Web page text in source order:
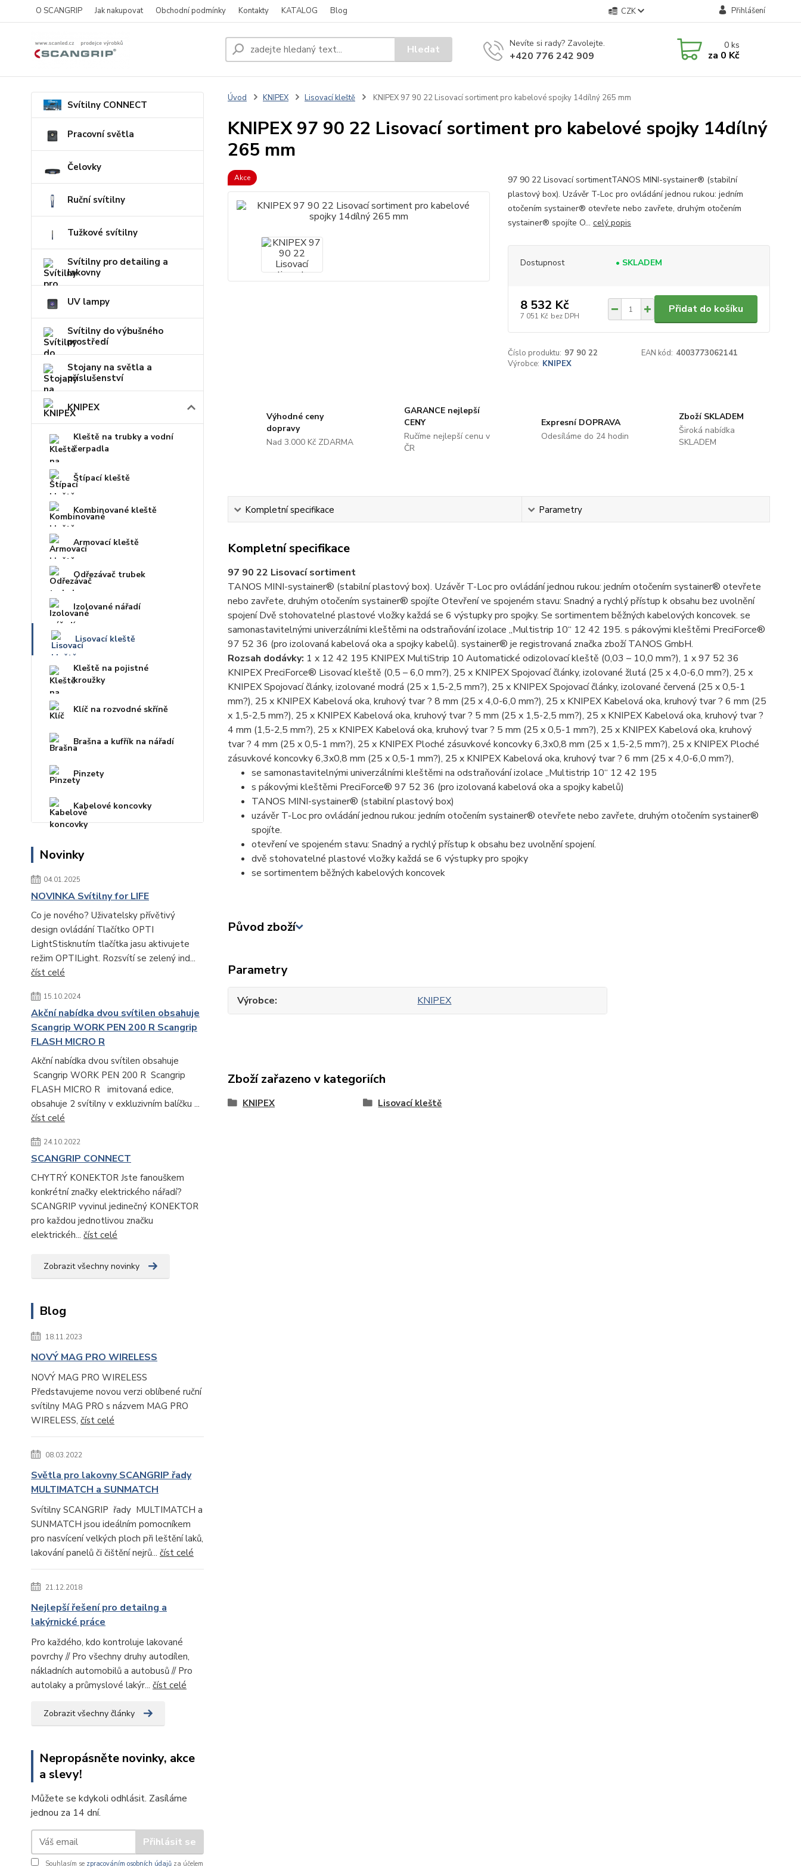
O SCANGRIP Jak nakupovat Obchodní podmínky Kontakty KATALOG Blog CZK Přihlášení
Hledat Nevíte si rady? Zavolejte.
+420 776 242 909
0ks
za 0 Kč
Svítilny CONNECT
Pracovní světla
Čelovky
Ruční svítilny
Tužkové svítilny
Svítilny pro detailing a
lakovny
UV lampy
Svítilny do výbušného
prostředí
Stojany na světla a
příslušenství
KNIPEX
Kleště na trubky a vodní
čerpadla
Štípací kleště
Kombinované kleště
Armovací kleště
Odřezávač trubek
Izolované nářadí
Lisovací kleště
Kleště na pojistné
kroužky
Klíč na rozvodné skříně
Brašna a kufřík na nářadí
Pinzety
Kabelové koncovky
Novinky
04.01.2025
NOVINKA Svítilny for LIFE
Co je nového? Uživatelsky přívětivý
design ovládání Tlačítko OPTI
LightStisknutím tlačítka jasu aktivujete
režim OPTILight. Rozsvítí se zelený ind...
číst celé
15.10.2024
Akční nabídka dvou svítilen obsahuje
Scangrip WORK PEN 200 R Scangrip
FLASH MICRO R
Akční nabídka dvou svítilen obsahuje
Scangrip WORK PEN 200 R Scangrip
FLASH MICRO R imitovaná edice,
obsahuje 2 svítilny v exkluzivním balíčku ...
číst celé
24.10.2022
SCANGRIP CONNECT
CHYTRÝ KONEKTOR Jste fanouškem
konkrétní značky elektrického nářadí?
SCANGRIP vyvinul jedinečný KONEKTOR
pro každou jednotlivou značku
elektrickéh... číst celé
Zobrazit všechny novinky
Blog
18.11.2023
NOVÝ MAG PRO WIRELESS
NOVÝ MAG PRO WIRELESS
Představujeme novou verzi oblíbené ruční
svítilny MAG PRO s názvem MAG PRO
WIRELESS, číst celé
08.03.2022
Světla pro lakovny SCANGRIP řady
MULTIMATCH a SUNMATCH
Svítilny SCANGRIP řady MULTIMATCH a
SUNMATCH jsou ideálním pomocníkem
pro nasvícení velkých ploch při leštění laků,
lakování panelů či čištění nejrů... číst celé
21.12.2018
Nejlepší řešení pro detailng a
lakýrnické práce
Pro každého, kdo kontroluje lakované
povrchy // Pro všechny druhy autodílen,
nákladních automobilů a autobusů // Pro
autolaky a průmyslové lakýr... číst celé
Zobrazit všechny články
Nepropásněte novinky, akce
a slevy!
Můžete se kdykoli odhlásit. Zasíláme
jednou za 14 dní.
Přihlásit se
Souhlasím se zpracováním osobních údajů za účelem
Úvod KNIPEX Lisovací kleště KNIPEX 97 90 22 Lisovací sortiment pro kabelové spojky 14dílný 265 mm
KNIPEX 97 90 22 Lisovací sortiment pro kabelové spojky 14dílný
265 mm
Akce
97 90 22 Lisovací sortimentTANOS MINI-systainer® (stabilní
plastový box). Uzávěr T-Loc pro ovládání jednou rukou: jedním
otočením systainer® otevřete nebo zavřete, druhým otočením
systainer® spojíte O... celý popis
Dostupnost • SKLADEM
8 532 Kč
7 051 Kč bez DPH
Přidat do košíku
Číslo produktu: 97 90 22 EAN kód: 4003773062141
Výrobce: KNIPEX
Výhodné ceny
dopravy
Nad 3.000 Kč ZDARMA
GARANCE nejlepší
CENY
Ručíme nejlepší cenu v
ČR
Expresní DOPRAVA
Odesíláme do 24 hodin
Zboží SKLADEM
Široká nabídka
SKLADEM
Kompletní specifikace Parametry
Kompletní specifikace
97 90 22 Lisovací sortiment
TANOS MINI-systainer® (stabilní plastový box). Uzávěr T-Loc pro ovládání jednou rukou: jedním otočením systainer® otevřete
nebo zavřete, druhým otočením systainer® spojíte Otevření ve spojeném stavu: Snadný a rychlý přístup k obsahu bez uvolnění
spojení Dvě stohovatelné plastové vložky každá se 6 výstupky pro spojky. Se sortimentem běžných kabelových koncovek. se
samonastavitelnými univerzálními kleštěmi na odstraňování izolace „Multistrip 10“ 12 42 195. s pákovými kleštěmi PreciForce®
97 52 36 (pro izolovaná kabelová oka a spojky kabelů). systainer® je registrovaná značka zboží TANOS GmbH.
Rozsah dodávky: 1 x 12 42 195 KNIPEX MultiStrip 10 Automatické odizolovací kleště (0,03 – 10,0 mm?), 1 x 97 52 36
KNIPEX PreciForce® Lisovací kleště (0,5 – 6,0 mm?), 25 x KNIPEX Spojovací články, izolované žlutá (25 x 4,0-6,0 mm?), 25 x
KNIPEX Spojovací články, izolované modrá (25 x 1,5-2,5 mm?), 25 x KNIPEX Spojovací články, izolované červená (25 x 0,5-1
mm?), 25 x KNIPEX Kabelová oka, kruhový tvar ? 8 mm (25 x 4,0-6,0 mm?), 25 x KNIPEX Kabelová oka, kruhový tvar ? 6 mm (25
x 1,5-2,5 mm?), 25 x KNIPEX Kabelová oka, kruhový tvar ? 5 mm (25 x 1,5-2,5 mm?), 25 x KNIPEX Kabelová oka, kruhový tvar ?
4 mm (1,5-2,5 mm?), 25 x KNIPEX Kabelová oka, kruhový tvar ? 5 mm (25 x 0,5-1 mm?), 25 x KNIPEX Kabelová oka, kruhový
tvar ? 4 mm (25 x 0,5-1 mm?), 25 x KNIPEX Ploché zásuvkové koncovky 6,3x0,8 mm (25 x 1,5-2,5 mm?), 25 x KNIPEX Ploché
zásuvkové koncovky 6,3x0,8 mm (25 x 0,5-1 mm?), 25 x KNIPEX Kabelová oka, kruhový tvar ? 6 mm (25 x 4,0-6,0 mm?),
se samonastavitelnými univerzálními kleštěmi na odstraňování izolace „Multistrip 10“ 12 42 195
s pákovými kleštěmi PreciForce® 97 52 36 (pro izolovaná kabelová oka a spojky kabelů)
TANOS MINI-systainer® (stabilní plastový box)
uzávěr T-Loc pro ovládání jednou rukou: jedním otočením systainer® otevřete nebo zavřete, druhým otočením systainer®
spojíte.
otevření ve spojeném stavu: Snadný a rychlý přístup k obsahu bez uvolnění spojení.
dvě stohovatelné plastové vložky každá se 6 výstupky pro spojky
se sortimentem běžných kabelových koncovek
Původ zboží
Parametry
Výrobce KNIPEX
Zboží zařazeno v kategoriích
KNIPEX Lisovací kleště